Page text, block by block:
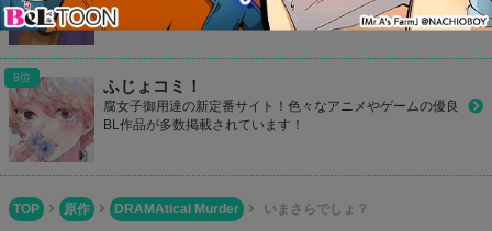
う便利なサイト！
ふじょコミ！
腐女子御用達の新定番サイト！色々なアニメやゲームの優良
BL作品が多数掲載されています！
TOP 原作 DRAMAtical Murder いまさらでしょ？